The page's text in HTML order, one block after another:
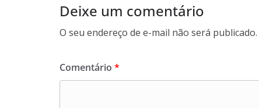
Deixe um comentário
O seu endereço de e-mail não será publicado.
Comentário *